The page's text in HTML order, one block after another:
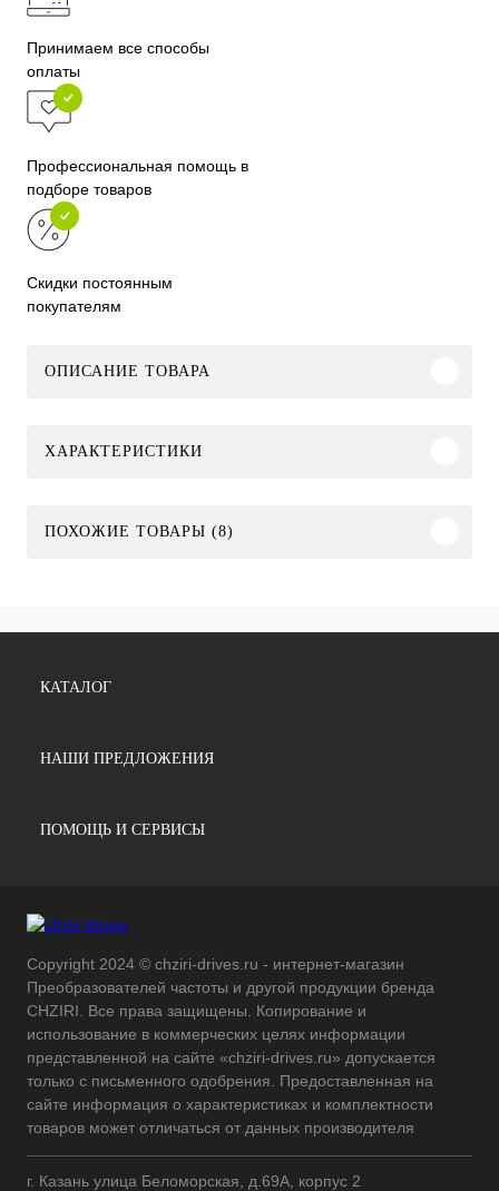
Принимаем все способы
оплаты
Профессиональная помощь в
подборе товаров
Скидки постоянным
покупателям
ОПИСАНИЕ ТОВАРА
ХАРАКТЕРИСТИКИ
ПОХОЖИЕ ТОВАРЫ (8)
КАТАЛОГ
НАШИ ПРЕДЛОЖЕНИЯ
ПОМОЩЬ И СЕРВИСЫ
Copyright 2024 © chziri-drives.ru - интернет-магазин
Преобразователей частоты и другой продукции бренда
CHZIRI. Все права защищены. Копирование и
использование в коммерческих целях информации
представленной на сайте «chziri-drives.ru» допускается
только с письменного одобрения. Предоставленная на
сайте информация о характеристиках и комплектности
товаров может отличаться от данных производителя
г. Казань улица Беломорская, д.69А, корпус 2